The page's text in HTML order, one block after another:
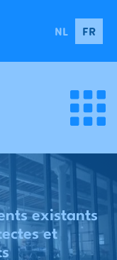
NL FR
existants
et